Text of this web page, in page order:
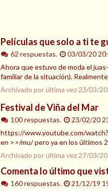
Películas que solo a ti te
62 respuestas.
03/03/20
Ahora que estuvo de moda el
familiar de la situación).
Archivado por última vez 23/03/
Festival de Viña del Mar
100 respuestas.
23/02/20
https://www.youtube.com/
en >>/mu/ pero ya en los últimos
Archivado por última vez 27/03/
Comenta lo último que
160 respuestas.
21/12/19